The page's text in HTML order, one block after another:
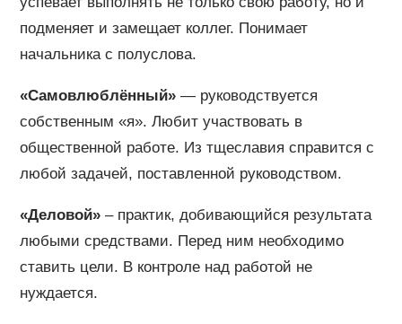
подменяет и замещает коллег. Понимает
начальника с полуслова.
«Самовлюблённый»— руководствуется
собственным «я». Любит участвовать в
общественной работе. Из тщеславия справится с
любой задачей, поставленной руководством.
«Деловой»– практик, добивающийся результата
любыми средствами. Перед ним необходимо
ставить цели. В контроле над работой не
нуждается.